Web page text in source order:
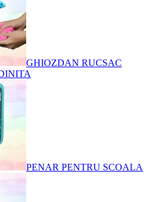
GHIOZDAN RUCSAC
PENAR PENTRU SCOALA